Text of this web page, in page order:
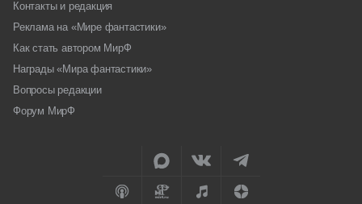
Контакты и редакция
Реклама на «Мире фантастики»
Как стать автором МирФ
Награды «Мира фантастики»
Вопросы редакции
Форум МирФ